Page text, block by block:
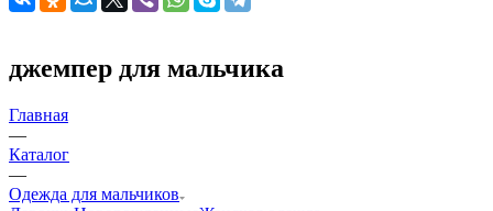
джемпер для мальчика
Главная
—
Каталог
—
Одежда для мальчиков